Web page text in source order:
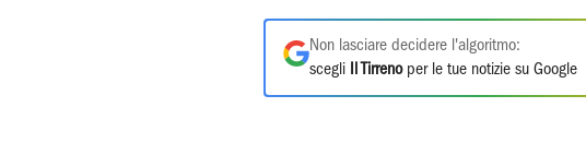
Non lasciare decidere l'algoritmo:
scegli
Il Tirrenoper le tue notizie su Google